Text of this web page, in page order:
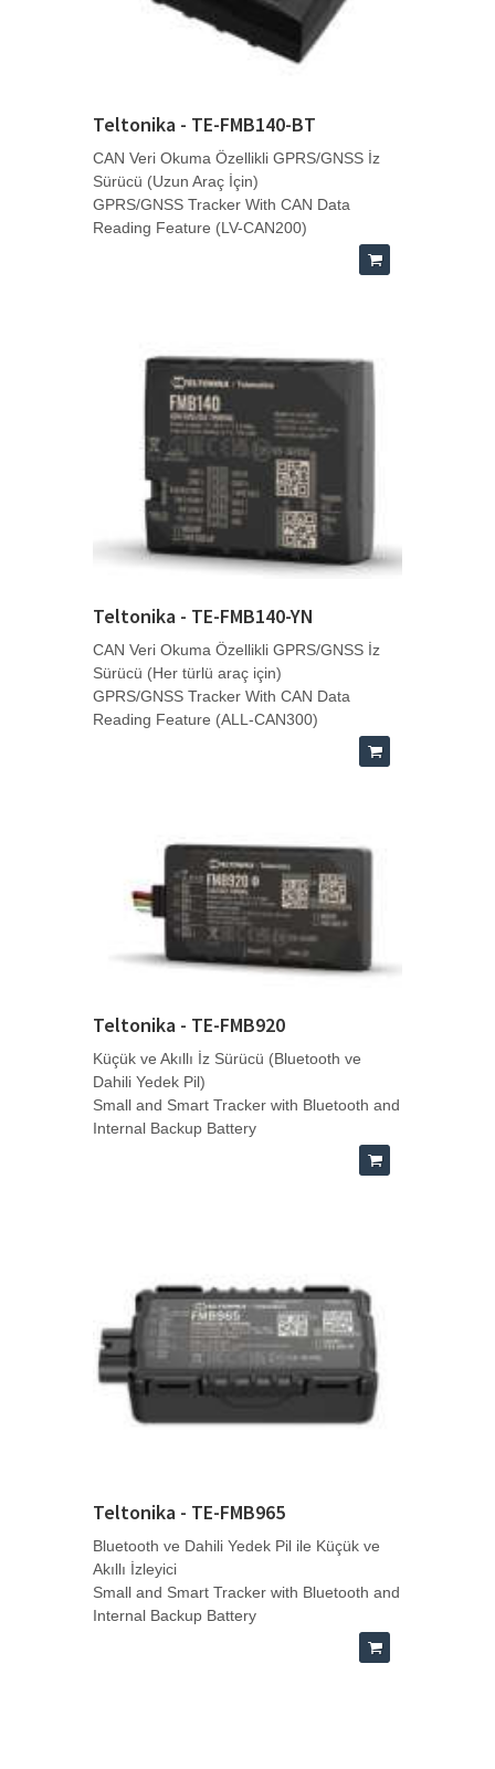
Teltonika - TE-FMB140-BT
CAN Veri Okuma Özellikli GPRS/GNSS İz
Sürücü (Uzun Araç İçin)
GPRS/GNSS Tracker With CAN Data
Reading Feature (LV-CAN200)
Teltonika - TE-FMB140-YN
CAN Veri Okuma Özellikli GPRS/GNSS İz
Sürücü (Her türlü araç için)
GPRS/GNSS Tracker With CAN Data
Reading Feature (ALL-CAN300)
Teltonika - TE-FMB920
Küçük ve Akıllı İz Sürücü (Bluetooth ve
Dahili Yedek Pil)
Small and Smart Tracker with Bluetooth and
Internal Backup Battery
Teltonika - TE-FMB965
Bluetooth ve Dahili Yedek Pil ile Küçük ve
Akıllı İzleyici
Small and Smart Tracker with Bluetooth and
Internal Backup Battery